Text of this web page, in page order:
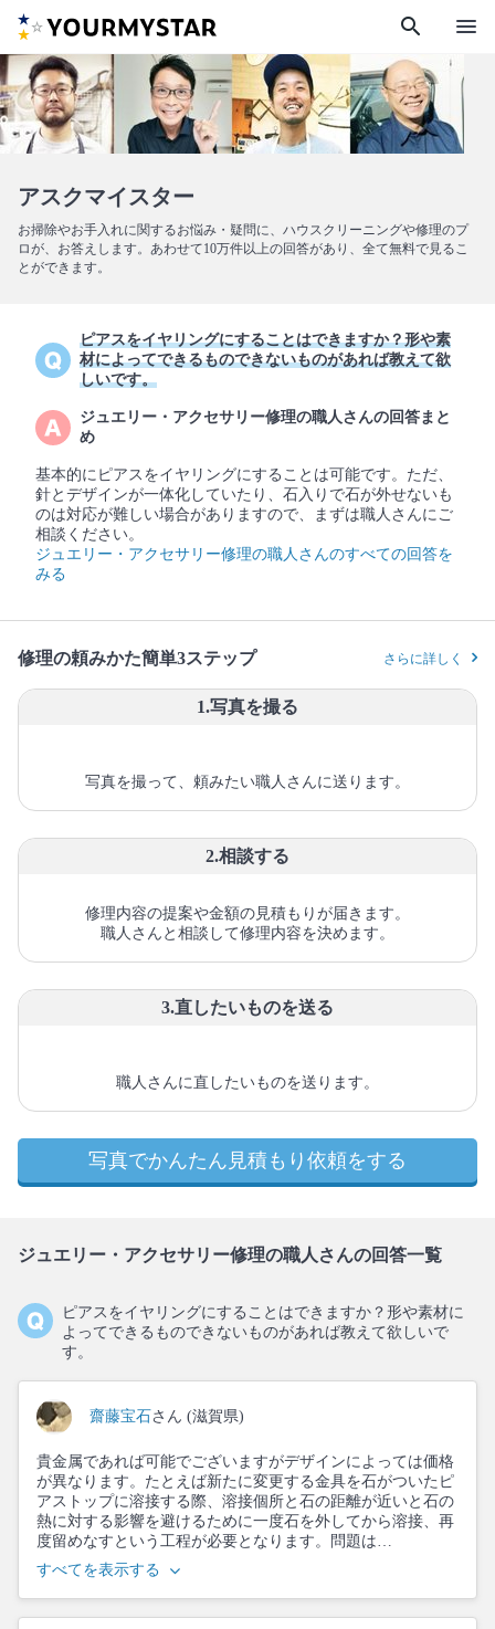
search menu
アスクマイスター
お掃除やお手入れに関するお悩み・疑問に、ハウスクリーニングや修理のプ
ロが、お答えします。あわせて10万件以上の回答があり、全て無料で見るこ
とができます。
ピアスをイヤリングにすることはできますか？形や素
材によってできるものできないものがあれば教えて欲
しいです。
ジュエリー・アクセサリー修理の職人さんの回答まと
め
基本的にピアスをイヤリングにすることは可能です。ただ、
針とデザインが一体化していたり、石入りで石が外せないも
のは対応が難しい場合がありますので、まずは職人さんにご
相談ください。
ジュエリー・アクセサリー修理の職人さんのすべての回答を
みる
修理の頼みかた簡単3ステップ さらに詳しく
1.写真を撮る
写真を撮って、頼みたい職人さんに送ります。
2.相談する
修理内容の提案や金額の見積もりが届きます。
職人さんと相談して修理内容を決めます。
3.直したいものを送る
職人さんに直したいものを送ります。
写真でかんたん見積もり依頼をする
ジュエリー・アクセサリー修理の職人さんの回答一覧
ピアスをイヤリングにすることはできますか？形や素材に
よってできるものできないものがあれば教えて欲しいで
す。
齋藤宝石 さん (滋賀県)
貴金属であれば可能でございますがデザインによっては価格
が異なります。たとえば新たに変更する金具を石がついたピ
アストップに溶接する際、溶接個所と石の距離が近いと石の
熱に対する影響を避けるために一度石を外してから溶接、再
度留めなすという工程が必要となります。問題は…
すべてを表示する